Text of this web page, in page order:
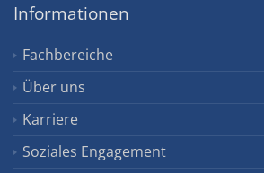
Informationen
Fachbereiche
Über uns
Karriere
Soziales Engagement